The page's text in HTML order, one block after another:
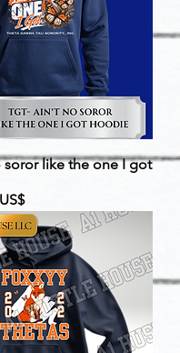
soror like the one I got